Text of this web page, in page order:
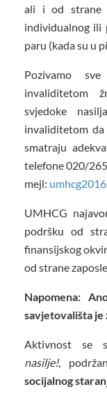
ali i od strane
individualnog ili
paru (kada su u
Pozivamo
invaliditetom
svjedoke
invaliditetom
smatraju
telefone 020/
mejl:
UMHCG
podršku od
finansijskog
od strane
Napomena:
savjetovališta je
Aktivnost se
nasilje!,
socijalnog